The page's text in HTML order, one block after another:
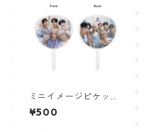
ミニイメージピケット
(Mini Image Picket)
うちわ - ASTRO アス
¥500